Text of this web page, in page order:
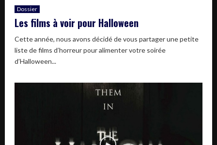
Dossier
Les films à voir pour Halloween
Cette année, nous avons décidé de vous partager une petite
liste de films d’horreur pour alimenter votre soirée
d’Halloween...